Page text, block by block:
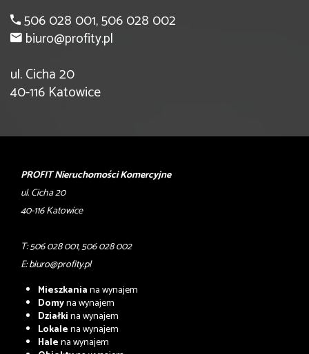
506 028 001, 506 028 002
biuro@profity.pl
ul. Cicha 20
40-116 Katowice
PROFIT Nieruchomości Komercyjne
ul. Cicha 20
40-116 Katowice
T: 506 028 001, 506 028 002
E:biuro@profity.pl
Mieszkaniana wynajem
Domyna wynajem
Działkina wynajem
Lokalena wynajem
Halena wynajem